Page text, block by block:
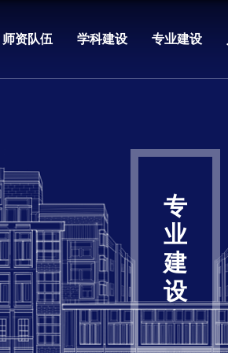
师资队伍 学科建设 专业建设
专
业
建
设